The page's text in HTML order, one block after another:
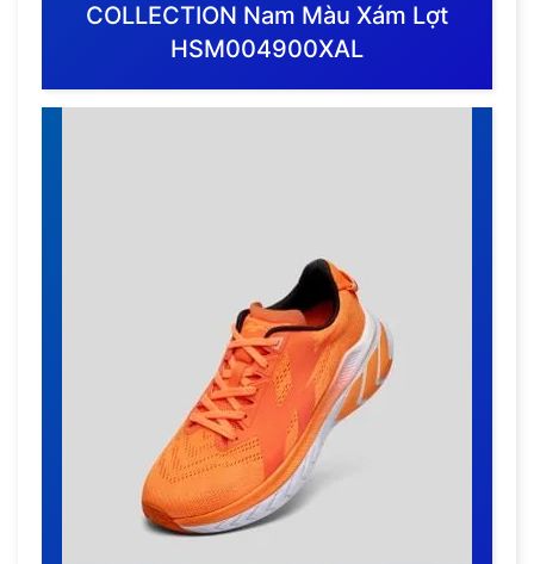
COLLECTION Nam Màu Xám Lợt
HSM004900XAL